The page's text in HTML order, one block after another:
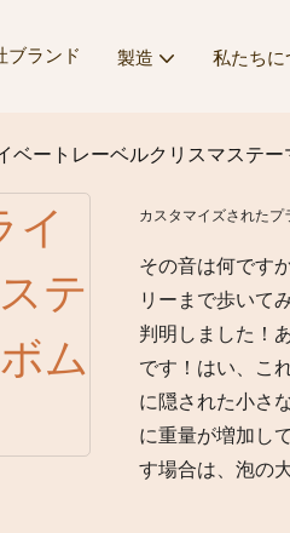
ブランド 製造 私たちに
ベートレーベルクリスマステ
カスタマイズされた
その音は何です
リーまで歩いて
判明しました！
です！はい、こ
に隠された小さ
に重量が増加し
す場合は、泡の